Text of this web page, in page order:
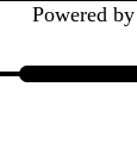
Powered by